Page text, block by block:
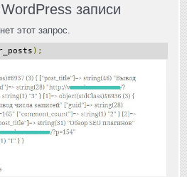
записи
этот запрос.
);